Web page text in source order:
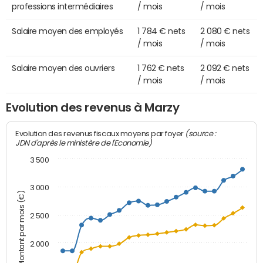
professions intermédiaires / mois / mois
Salaire moyen des employés
1 784 € nets
/ mois
2 080 € nets
/ mois
Salaire moyen des ouvriers
1 762 € nets
/ mois
2 092 € nets
/ mois
Evolution des revenus à Marzy
Montant par mois (€)
Evolution des revenus fiscaux moyens par foyer (source :
JDN d'après le ministère de l'Economie)
2 000
2 500
3 000
3 500